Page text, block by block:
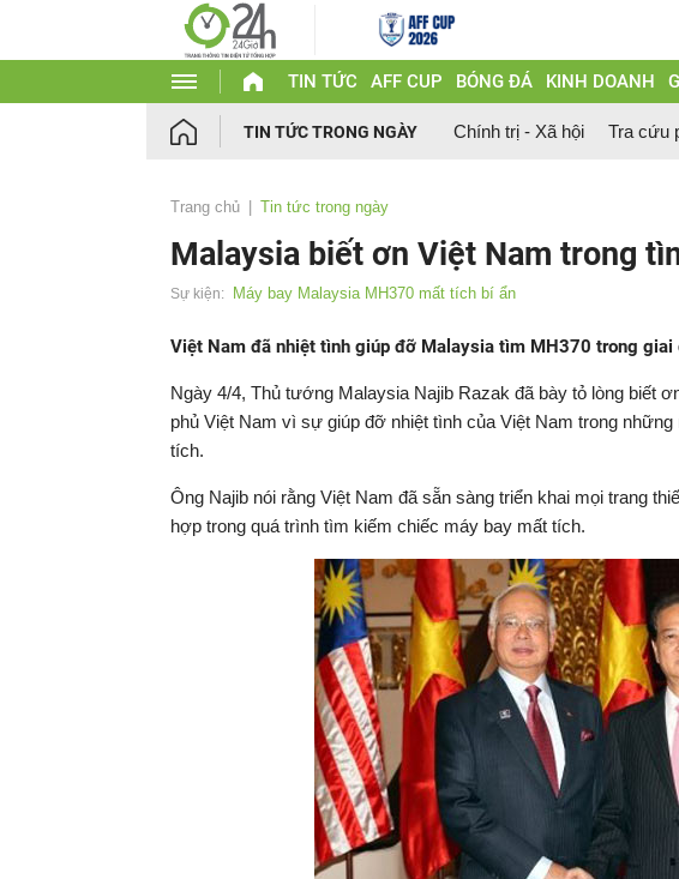
TIN TỨC AFF CUP BÓNG ĐÁ KINH DOANH
TIN TỨC TRONG NGÀY Chính trị - Xã hội Tra cứu
Trang chủ Tin tức trong ngày
Malaysia biết ơn Việt Nam trong
Sự kiện: Máy bay Malaysia MH370 mất tích bí ẩn
Việt Nam đã nhiệt tình giúp đỡ Malaysia tìm MH370 trong giai
Ngày 4/4, Thủ tướng Malaysia Najib Razak đã bày tỏ lòng biết
phủ Việt Nam vì sự giúp đỡ nhiệt tình của Việt Nam trong
tích.
Ông Najib nói rằng Việt Nam đã sẵn sàng triển khai mọi trang
hợp trong quá trình tìm kiếm chiếc máy bay mất tích.